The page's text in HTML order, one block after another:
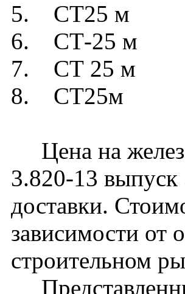
5. СТ25 м
6. СТ-25 м
7. СТ 25 м
8. CT25м
Цена на
3.820-13 выпуск
доставки.
зависимости от
строительном